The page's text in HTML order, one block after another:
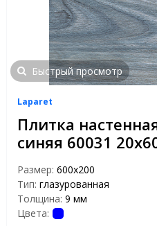
Быстрый просмотр
Laparet
Плитка
синяя 60031
Размер: 600х200
Тип: глазурованная
Толщина: 9 мм
Цвета: